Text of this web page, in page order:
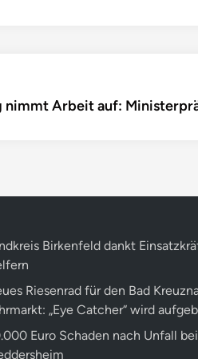
nimmt Arbeit auf:
Birkenfeld dankt
Riesenrad für den Bad
„Eye Catcher“ wird
Euro Schaden nach Unfall bei